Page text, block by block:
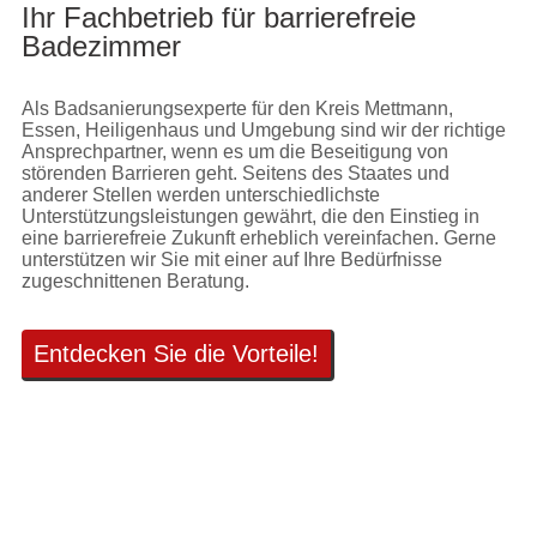
Ihr Fachbetrieb für barrierefreie
Badezimmer
Als Badsanierungsexperte für den Kreis Mettmann,
Essen, Heiligenhaus und Umgebung sind wir der richtige
Ansprechpartner, wenn es um die Beseitigung von
störenden Barrieren geht. Seitens des Staates und
anderer Stellen werden unterschiedlichste
Unterstützungsleistungen gewährt, die den Einstieg in
eine barrierefreie Zukunft erheblich vereinfachen. Gerne
unterstützen wir Sie mit einer auf Ihre Bedürfnisse
zugeschnittenen Beratung.
Entdecken Sie die Vorteile!